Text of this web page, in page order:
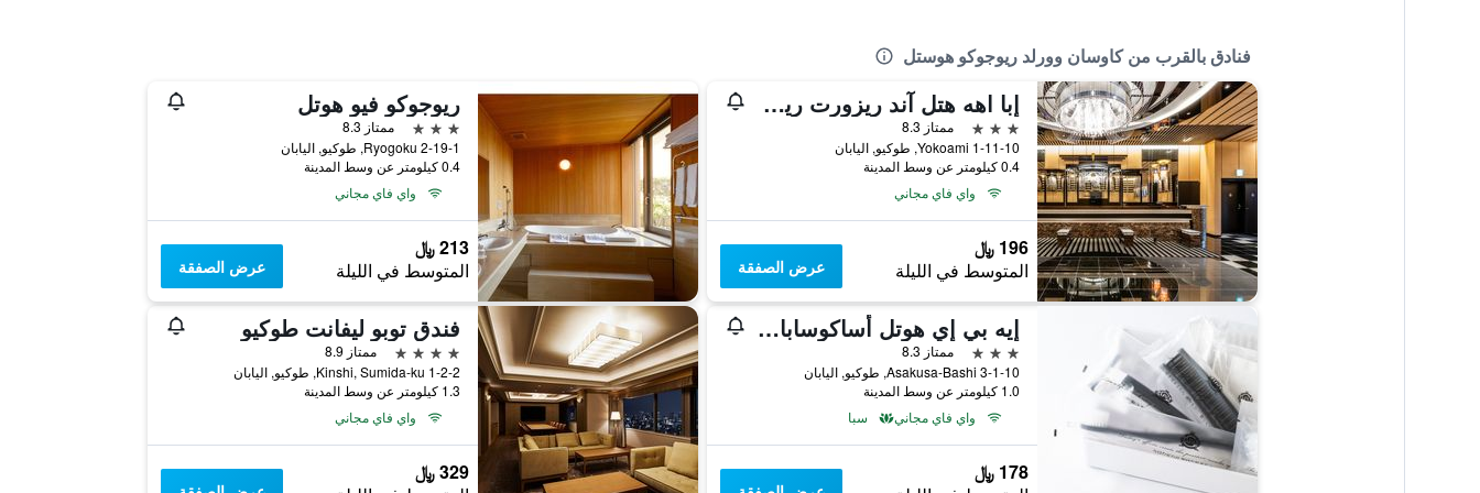
فنادق بالقرب من كاوسان وورلد ريوجوكو هوستل
إبا اهه هتل آند ريزورت ريوجوكو إيكيماي تاور
3 نجوم
ممتاز 8.3
1-11-10 Yokoami, طوكيو, اليابان
0.4 كيلومتر عن وسط المدينة
واي فاي مجاني
196 ﷼
المتوسط في الليلة عرض الصفقة
ريوجوكو فيو هوتل
3 نجوم
ممتاز 8.3
2-19-1 Ryogoku, طوكيو, اليابان
0.4 كيلومتر عن وسط المدينة
واي فاي مجاني
213 ﷼
المتوسط في الليلة عرض الصفقة
إيه بي إي هوتل أساكوساباشي إكيكيتا
3 نجوم
ممتاز 8.3
3-1-10 Asakusa-Bashi, طوكيو, اليابان
1.0 كيلومتر عن وسط المدينة
واي فاي مجاني
سبا
178 ﷼
فندق توبو ليفانت طوكيو
4 نجوم
ممتاز 8.9
1-2-2 Kinshi, Sumida-ku, طوكيو, اليابان
1.3 كيلومتر عن وسط المدينة
واي فاي مجاني
329 ﷼